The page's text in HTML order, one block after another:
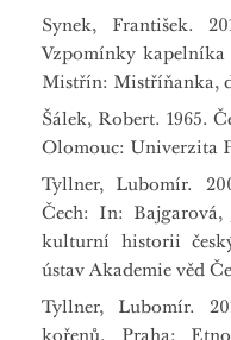
Synek, František.
Vzpomínky
Mistřín: Mistříňanka,
Šálek, Robert. 1965.
Olomouc: Univerzita
Tyllner, Lubomír.
Čech: In:
kulturní historii
ústav Akademie věd
Tyllner, Lubomír.
kořenů. Praha: